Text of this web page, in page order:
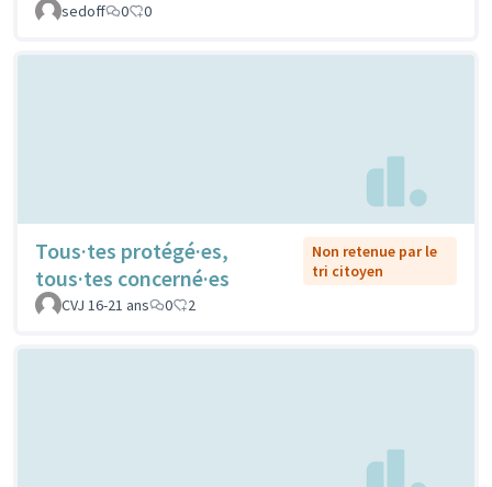
sedoff 0 0
Tous·tes protégé·es,
tous·tes concerné·es
Non retenue par le
tri citoyen
CVJ 16-21 ans
0 2